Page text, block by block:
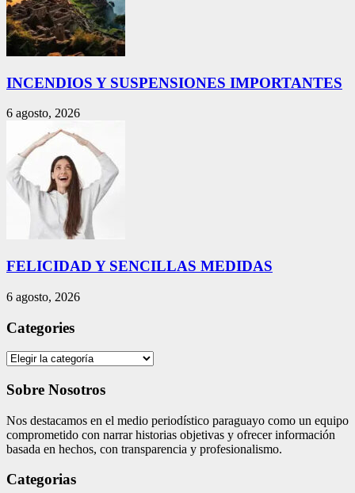
INCENDIOS Y SUSPENSIONES IMPORTANTES
6 agosto, 2026
FELICIDAD Y SENCILLAS MEDIDAS
6 agosto, 2026
Categories
Categories
Sobre Nosotros
Nos destacamos en el medio periodístico paraguayo como un equipo
comprometido con narrar historias objetivas y ofrecer información
basada en hechos, con transparencia y profesionalismo.
Categorias